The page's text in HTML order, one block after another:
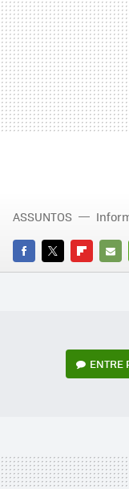
FACEBOOK
TWITTERFLIPBOARD
E-
ASSUNTOS
ENTRE